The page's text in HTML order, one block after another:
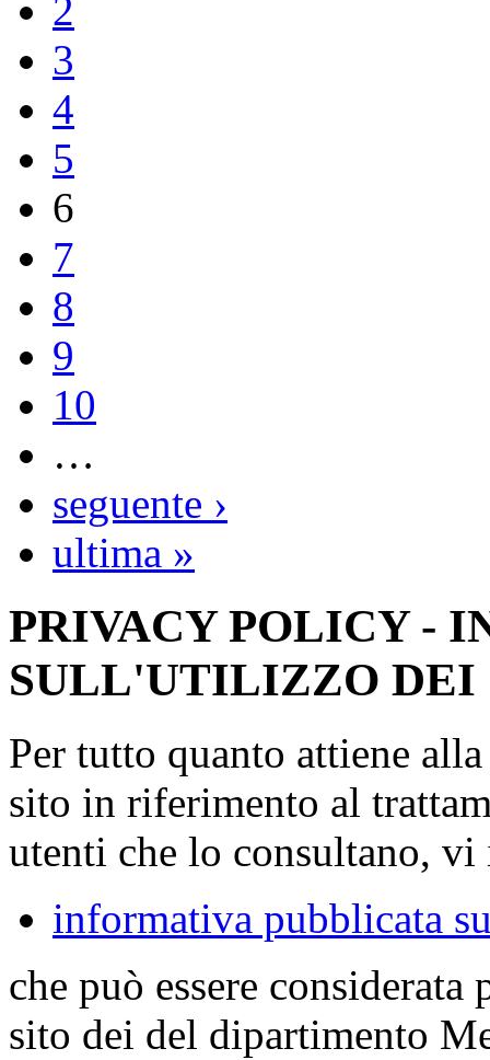
2
3
4
5
6
7
8
9
10
…
seguente ›
ultima »
PRIVACY POLICY -
SULL'UTILIZZO DEI
Per tutto quanto attiene
sito in riferimento al
utenti che lo consultano,
informativa pubblicata
che può essere
sito dei del dipartimento